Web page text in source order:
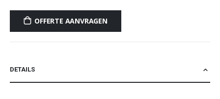
OFFERTE AANVRAGEN
DETAILS